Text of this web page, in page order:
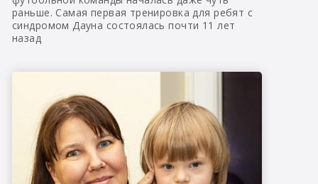
раньше. Самая первая тренировка для ребят с
синдромом Дауна состоялась почти 11 лет
назад